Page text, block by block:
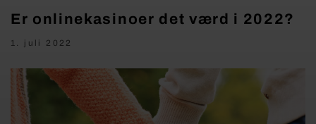
Er onlinekasinoer det værd i 2022?
1. juli 2022